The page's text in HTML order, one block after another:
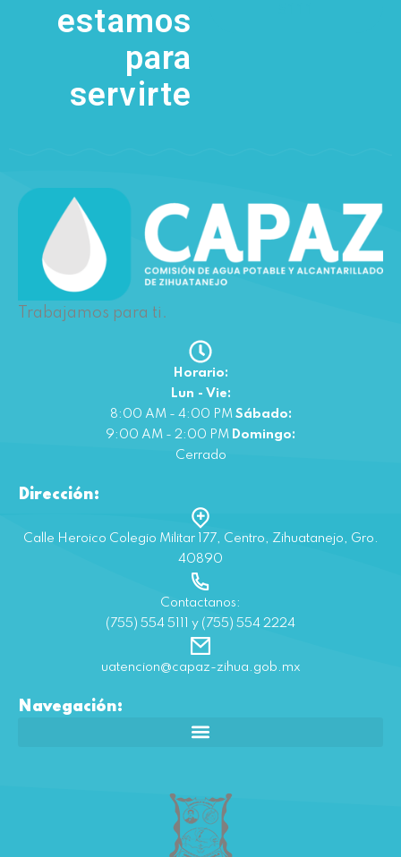
estamos
para
servirte
Trabajamos para ti.
Horario:
Lun - Vie:
8:00 AM - 4:00 PM Sábado:
9:00 AM - 2:00 PM Domingo:
Cerrado
Dirección:
Calle Heroico Colegio Militar 177, Centro, Zihuatanejo, Gro.
40890
Contactanos:
(755) 554 5111 y (755) 554 2224
uatencion@capaz-zihua.gob.mx
Navegación: